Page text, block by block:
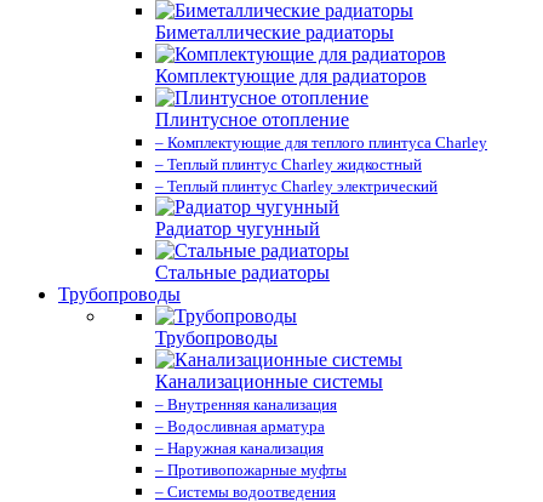
Биметаллические радиаторы
Комплектующие для радиаторов
Плинтусное отопление
– Комплектующие для теплого плинтуса Charley
– Теплый плинтус Charley жидкостный
– Теплый плинтус Charley электрический
Радиатор чугунный
Стальные радиаторы
Трубопроводы
Трубопроводы
Канализационные системы
– Внутренняя канализация
– Водосливная арматура
– Наружная канализация
– Противопожарные муфты
– Системы водоотведения